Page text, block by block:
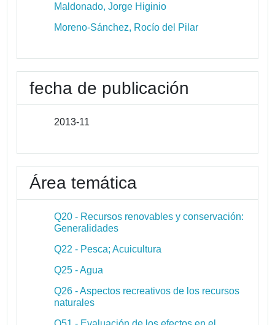
Maldonado, Jorge Higinio
Moreno-Sánchez, Rocío del Pilar
fecha de publicación
2013-11
Área temática
Q20 - Recursos renovables y conservación:
Generalidades
Q22 - Pesca; Acuicultura
Q25 - Agua
Q26 - Aspectos recreativos de los recursos
naturales